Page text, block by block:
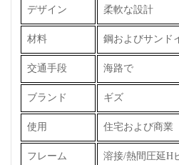
デザイン 柔軟な設計
材料 鋼およびサンド
交通手段 海路で
ブランド ギズ
使用 住宅および商業
フレーム 溶接/熱間圧延H